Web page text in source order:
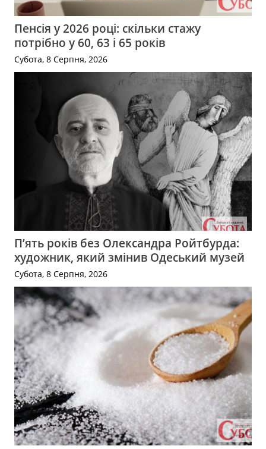
Пенсія у 2026 році: скільки стажу
потрібно у 60, 63 і 65 років
Субота, 8 Серпня, 2026
П’ять років без Олександра Ройтбурда:
художник, який змінив Одеський музей
Субота, 8 Серпня, 2026